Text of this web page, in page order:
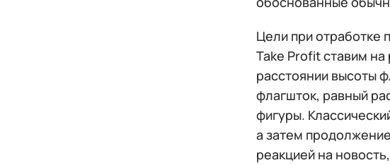
Цели при отработке
Take Profit ставим
расстоянии высоты
флагшток, равный
фигуры.
а затем
реакцией на